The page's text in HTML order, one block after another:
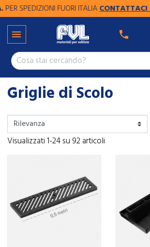
SPEDIZIONI FUORI ITALIACONTATTACI SU
 phone
Griglie di Scolo
Visualizzati 1-24 su 92 articoli